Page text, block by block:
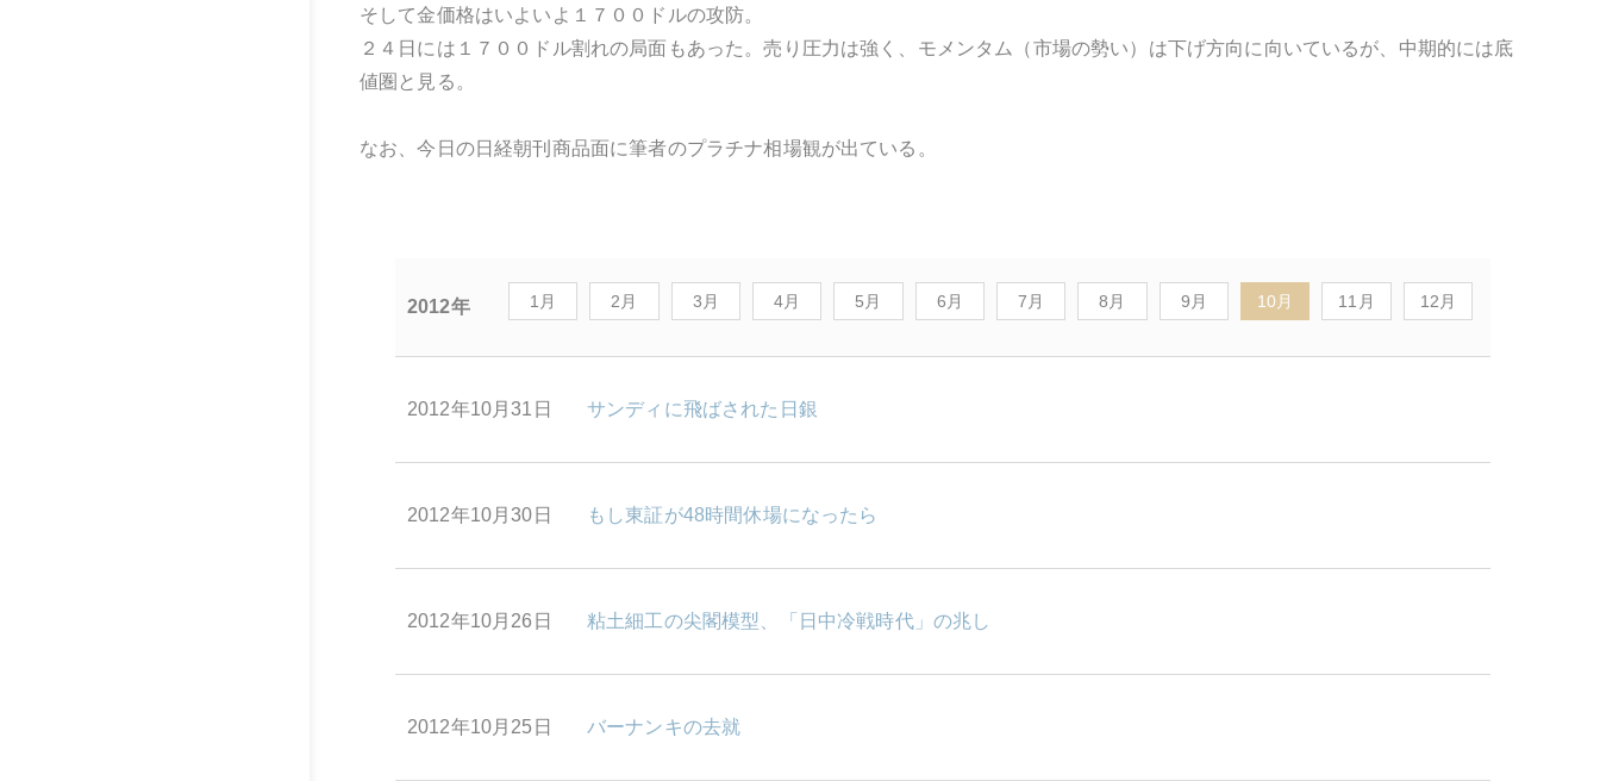
そして金価格はいよいよ１７００ドルの攻防。
２４日には１７００ドル割れの局面もあった。売り圧力は強く、モメンタム（市場の勢い）は下げ方向に向いているが、中期的には底
値圏と見る。
なお、今日の日経朝刊商品面に筆者のプラチナ相場観が出ている。
2012年 1月 2月 3月 4月 5月 6月 7月 8月 9月 10月 11月 12月
2012年10月31日 サンディに飛ばされた日銀
2012年10月30日 もし東証が48時間休場になったら
2012年10月26日 粘土細工の尖閣模型、「日中冷戦時代」の兆し
2012年10月25日 バーナンキの去就